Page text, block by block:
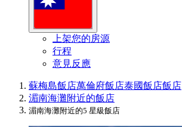
上架您的房源
行程
意見反應
蘇梅島飯店萬倫府飯店泰國飯店飯店
湄南海灘附近的飯店
湄南海灘附近的5 星級飯店